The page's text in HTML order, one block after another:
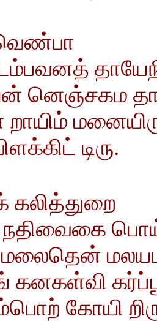
னெஞ்சகம
றாயிம்
டிரு.
நதிவைகை
மலைதென்
கனகள்வி
கோயி